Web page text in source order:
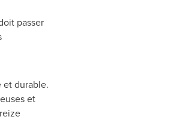
passer
et durable.
et